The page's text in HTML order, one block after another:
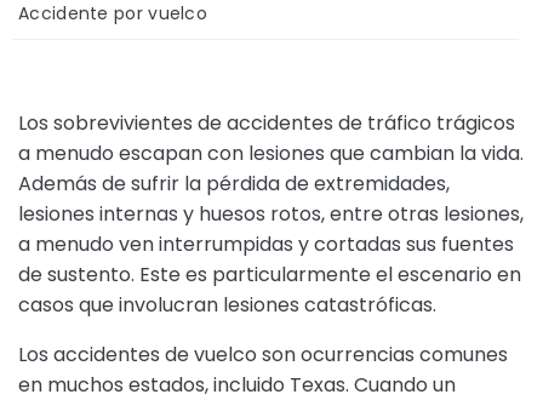
o
Accidente por vuelco
Los sobrevivientes de accidentes de tráfico trágicos
a menudo escapan con lesiones que cambian la vida.
Además de sufrir la pérdida de extremidades,
lesiones internas y huesos rotos, entre otras lesiones,
a menudo ven interrumpidas y cortadas sus fuentes
de sustento. Este es particularmente el escenario en
casos que involucran lesiones catastróficas.
Los accidentes de vuelco son ocurrencias comunes
en muchos estados, incluido Texas. Cuando un